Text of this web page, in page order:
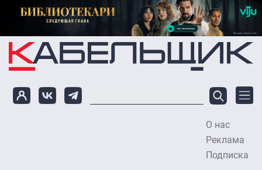
Перейти к основному содержанию
О нас
Реклама
Подписка